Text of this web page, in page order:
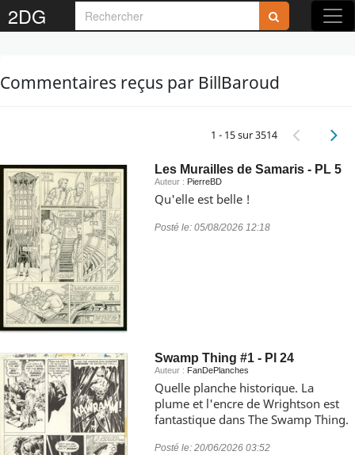
2DG
Commentaires reçus par BillBaroud
1 - 15 sur 3514
Les Murailles de Samaris - PL 5
Auteur : PierreBD
Qu'elle est belle !
Posté le: 05/08/2026 12:18
Swamp Thing #1 - Pl 24
Auteur : FanDePlanches
Quelle planche historique. La
plume et l'encre de Wrightson est
fantastique dans The Swamp Thing.
Posté le: 20/06/2026 03:52